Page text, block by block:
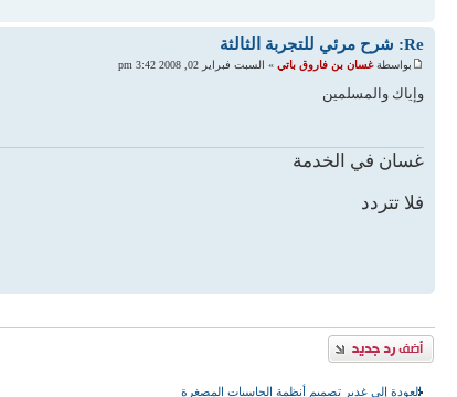
Re: شرح مرئي للتجربة الثالثة
بواسطةغسان بن فاروق باتي » السبت فبراير 02, 2008 3:42 pm
وإياك والمسلمين
غسان في الخدمة
فلا تتردد
إضافة رد
العودة إلى غدير تصميم أنظمة الحاسبات المصغرة